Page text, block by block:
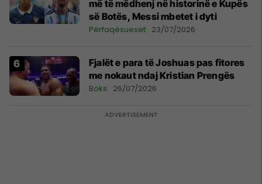
më të mëdhenj në historinë e Kupës
së Botës, Messi mbetet i dyti
Përfaqësueset 23/07/2026
Fjalët e para të Joshuas pas fitores
me nokaut ndaj Kristian Prengës
Boks 26/07/2026